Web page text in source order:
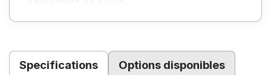
Specifications Options disponibles